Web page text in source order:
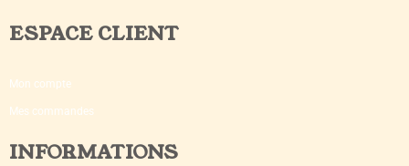
ESPACE CLIENT
Mon compte
Mes commandes
INFORMATIONS